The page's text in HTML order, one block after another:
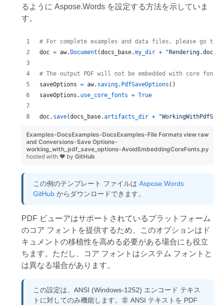
るように Aspose.Words を設定する方法を示していま
す。
# For complete examples and data files, please go to
doc = aw. Document (docs_base.my_dir +
# The output PDF will not be embedded with core
saveOptions = aw. saving. PdfSaveOptions ()
saveOptions . use_core_fonts = True
doc. save(docs_base.artifacts_dir +
view raw
Examples-DocsExamples-DocsExamples-File Formats
and Conversions-Save Options-
working_with_pdf_save_options-AvoidEmbeddingCoreFonts.py
hosted with ❤ by GitHub
この例のテンプレート ファイルは Aspose.Words
GitHubからダウンロードできます。
PDF ビューアはサポートされているプラットフォーム
のコア フォントを提供するため、このオプションはド
キュメントの移植性を高める必要がある場合にも役立
ちます。ただし、コア フォントはシステム フォントと
は異なる場合があります。
この設定は、ANSI (Windows-1252) エンコード テキス
トに対してのみ機能します。非 ANSI テキストを PDF